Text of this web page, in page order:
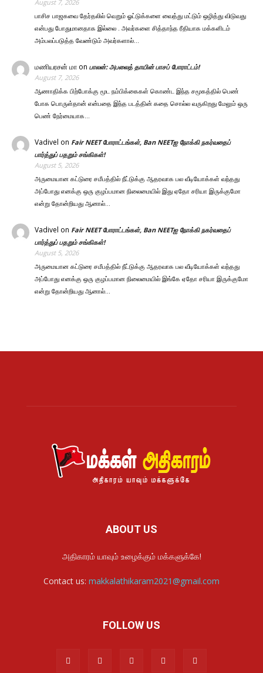
August 7, 2026
பாசிச பாஜகவை தேர்தலில் வெறும் ஓட்டுக்களை வைத்து மட்டும் ஒழித்து விடுவது
என்பது போதுமானதாக இல்லை . அவர்களை சித்தாந்த ரீதியாக மக்களிடம்
அம்பலப்படுத்த வேண்டும் அவர்களால்…
மணியரசன் மா on பாலன்: அபலைத் தாயின் பாசப் போராட்டம்!
August 7, 2026
ஆணாதிக்க பிற்போக்கு மூட நம்பிக்கைகள் கொண்ட இந்த சமூகத்தில் பெண்
போக பொருள்தான் என்பதை இந்த படத்தின் கதை சொல்ல வருகிறது மேலும் ஒரு
பெண் நேர்மையாக…
Vadivel on Fair NEET போராட்டங்கள், Ban NEETஐ நோக்கி நகர்வதைப்
பார்த்துப் பதறும் சங்கிகள்!
August 5, 2026
அருமையான கட்டுரை சமீபத்தில் நீட்டுக்கு ஆதரவாக பல வீடியோக்கள் வந்தது
அப்போது எனக்கு ஒரு குழப்பமான நிலைமையில் இது ஏதோ சரியா இருக்குமோ
என்று தோன்றியது ஆனால்…
Vadivel on Fair NEET போராட்டங்கள், Ban NEETஐ நோக்கி நகர்வதைப்
பார்த்துப் பதறும் சங்கிகள்!
August 5, 2026
அருமையான கட்டுரை சமீபத்தில் நீட்டுக்கு ஆதரவாக பல வீடியோக்கள் வந்தது
அப்போது எனக்கு ஒரு குழப்பமான நிலைமையில் இங்கே ஏதோ சரியா இருக்குமோ
என்று தோன்றியது ஆனால்…
ABOUT US
அதிகாரம் யாவும் உழைக்கும் மக்களுக்கே!
Contact us: makkalathikaram2021@gmail.com
FOLLOW US